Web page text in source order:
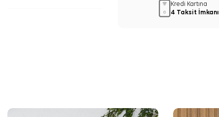
Kredi Kartına
4 Taksit İmkanı